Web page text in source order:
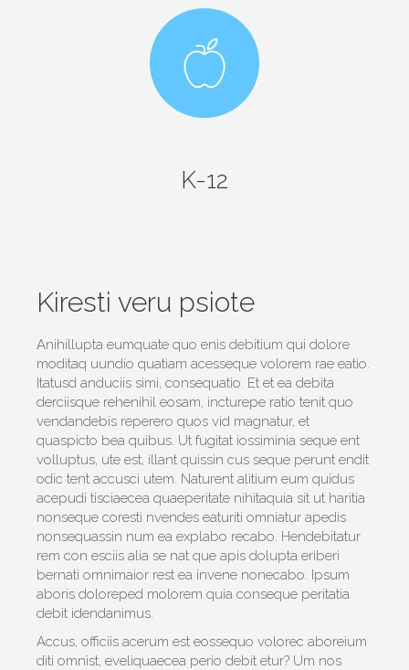
K-12
Kiresti veru psiote
Anihillupta eumquate quo enis debitium qui dolore
moditaq uundio quatiam acesseque volorem rae eatio.
Itatusd anduciis simi, consequatio. Et et ea debita
derciisque rehenihil eosam, incturepe ratio tenit quo
vendandebis reperero quos vid magnatur, et
quaspicto bea quibus. Ut fugitat iossiminia seque ent
volluptus, ute est, illant quissin cus seque perunt endit
odic tent accusci utem. Naturent alitium eum quidus
acepudi tisciaecea quaeperitate nihitaquia sit ut haritia
nonseque coresti nvendes eaturiti omniatur apedis
nonsequassin num ea explabo recabo. Hendebitatur
rem con esciis alia se nat que apis dolupta eriberi
bernati omnimaior rest ea invene nonecabo. Ipsum
aboris doloreped molorem quia conseque peritatia
debit idendanimus.
Accus, officiis acerum est eossequo volorec aboreium
diti omnist, eveliquaecea perio debit etur? Um nos